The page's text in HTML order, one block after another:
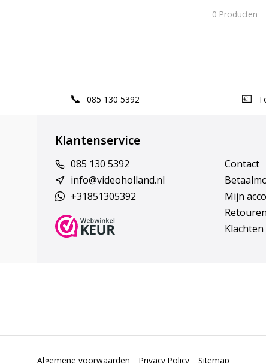
0 Producten
085 130 5392
Klantenservice
085 130 5392
info@videoholland.nl
+31851305392
Contact
Mijn
Retouren
Klachten
Algemene voorwaarden Privacy Policy Sitemap